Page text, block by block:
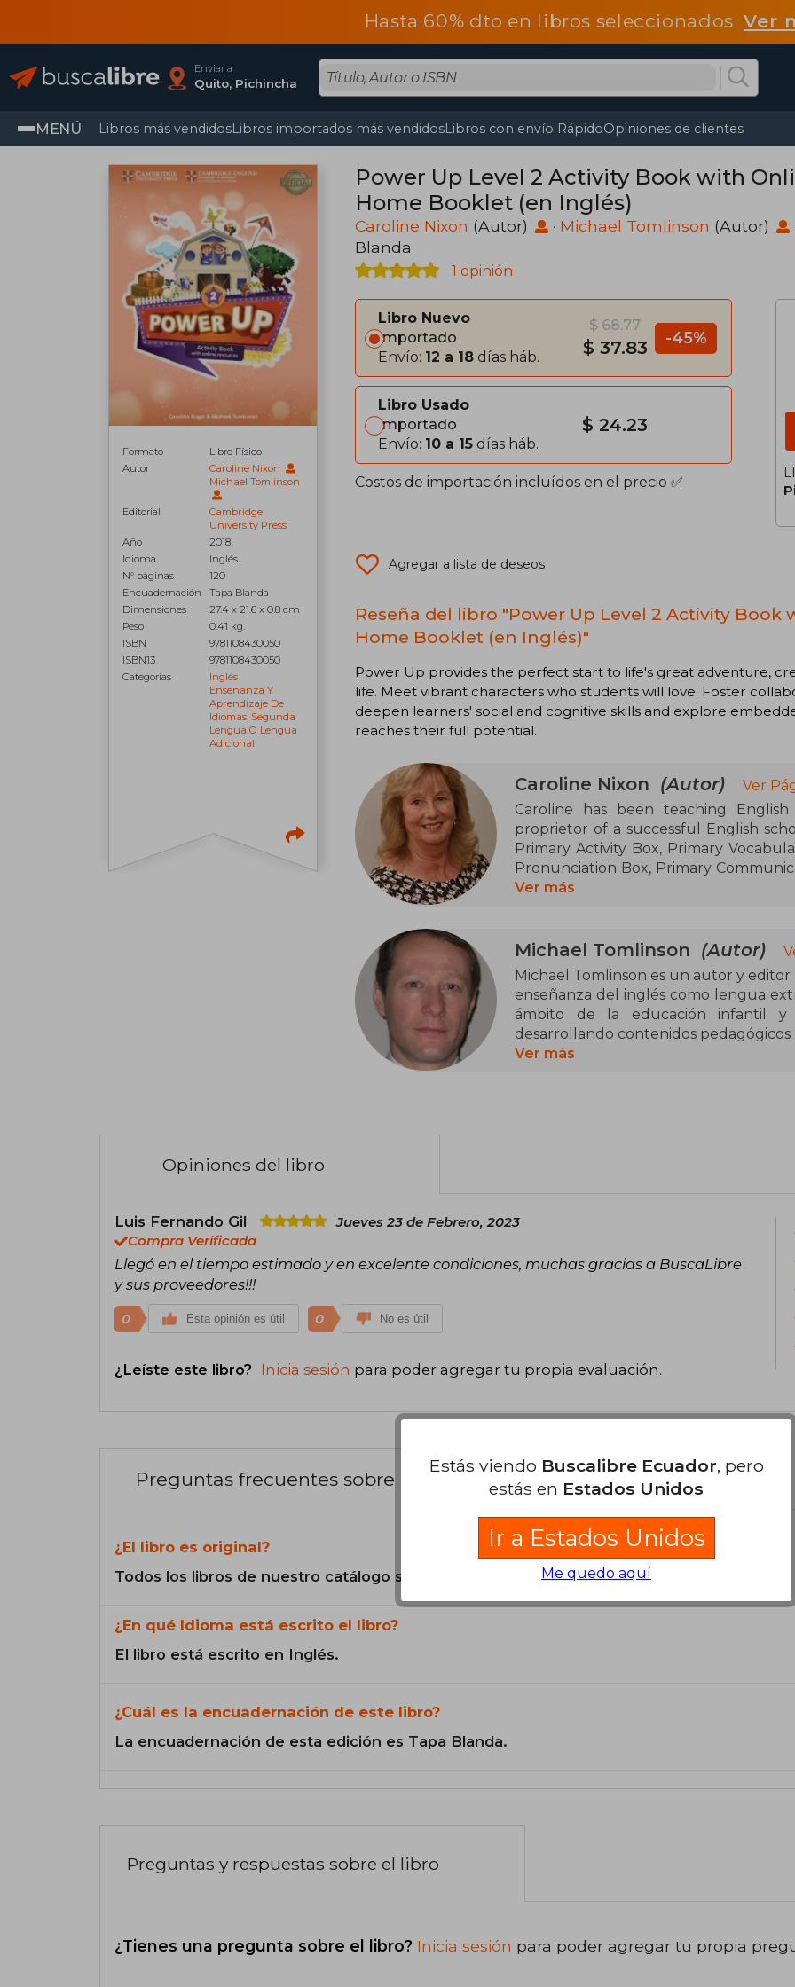
Hasta 60% dto en libros seleccionadosVer
Enviar a
Quito, Pichincha
MENÚ Libros más vendidosLibros importados más vendidosLibros con envío RápidoOpiniones de clientes
Formato
Libro Físico
Autor
Caroline Nixon
Michael Tomlinson
Editorial
Cambridge
University Press
Año
2018
Idioma
Inglés
N° páginas
120
Encuadernación
Tapa Blanda
Dimensiones
27.4 x 21.6 x 0.8 cm
Peso
0.41 kg.
ISBN
9781108430050
ISBN13
9781108430050
Categorías
Inglés
Enseñanza Y
Aprendizaje De
Idiomas: Segunda
Lengua O Lengua
Adicional
Power Up Level 2 Activity Book with
Home Booklet (en Inglés)
Caroline Nixon (Autor) · Michael Tomlinson (Autor)
Blanda
1 opinión
Libro Nuevo
Importado
Envío: 12 a 18 días háb.
$ 68.77
$ 37.83 -45%
Libro Usado
Importado
Envío: 10 a 15 días háb.
$ 24.23
Costos de importación incluídos en el precio ✅
Agregar a lista de deseos
Reseña del libro "Power Up Level 2 Activity Book
Home Booklet (en Inglés)"
Power Up provides the perfect start to life's great adventure,
life. Meet vibrant characters who students will love. Foster
deepen learners' social and cognitive skills and explore
reaches their full potential.
Caroline Nixon (Autor)
Ver
Caroline has been teaching
proprietor of a successful English
Primary Activity Box, Primary
Pronunciation Box, Primary
Cambridge University Press. She
Ver más
Michael Tomlinson (Autor)
Michael Tomlinson es un autor y
enseñanza del inglés como lengua
ámbito de la educación infantil y
desarrollando contenidos
didáctica y un enfoque lúdico bien
enseñanza de inglés para niños,
escritura clara, estructurada y
subestiman a los estudiantes. Más
por la eficacia pedagógica sostenida,
Ver más
Opiniones del libro
Luis Fernando Gil
Jueves 23 de Febrero, 2023
Compra Verificada
Llegó en el tiempo estimado y en excelente condiciones, muchas gracias a BuscaLibre
y sus proveedores!!!
0 Esta opinión es útil 0 No es útil
¿Leíste este libro? Inicia sesión para poder agregar tu propia evaluación.
Preguntas frecuentes sobre el libro
¿El libro es original?
Todos los libros de nuestro catálogo son Originales.
¿En qué Idioma está escrito el libro?
El libro está escrito en Inglés.
¿Cuál es la encuadernación de este libro?
La encuadernación de esta edición es Tapa Blanda.
Preguntas y respuestas sobre el libro
¿Tienes una pregunta sobre el libro? Inicia sesión para poder agregar tu propia
Estás viendo Buscalibre Ecuador, pero
estás en Estados Unidos
Ir a Estados Unidos
Me quedo aquí